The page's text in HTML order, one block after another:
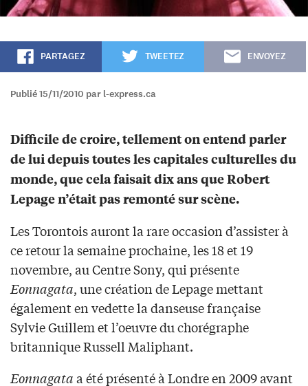
PARTAGEZ TWEETEZ ENVOYEZ
Publié 15/11/2010 par l-express.ca
Difficile de croire, tellement on entend parler
de lui depuis toutes les capitales culturelles du
monde, que cela faisait dix ans que Robert
Lepage n’était pas remonté sur scène.
Les Torontois auront la rare occasion d’assister à
ce retour la semaine prochaine, les 18 et 19
novembre, au Centre Sony, qui présente
Eonnagata, une création de Lepage mettant
également en vedette la danseuse française
Sylvie Guillem et l’oeuvre du chorégraphe
britannique Russell Maliphant.
Eonnagataa été présenté à Londre en 2009 avant